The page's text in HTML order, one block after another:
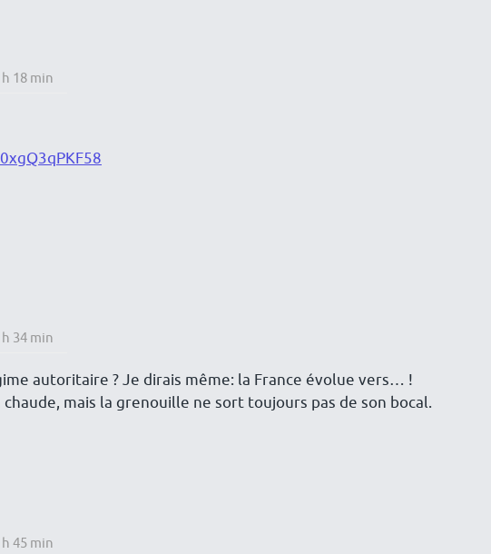
18 min
34 min
autoritaire ? Je dirais même: la France évolue vers… !
mais la grenouille ne sort toujours pas de son bocal.
45 min